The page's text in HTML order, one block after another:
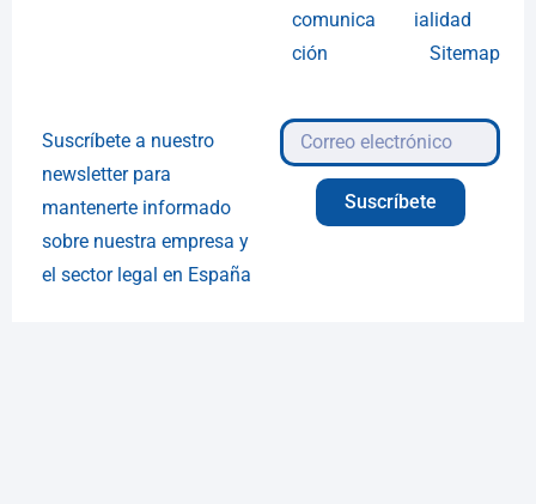
comunica
ción
ialidad
Sitemap
Suscríbete a nuestro
newsletter para
mantenerte informado
sobre nuestra empresa y
el sector legal en España
Suscríbete